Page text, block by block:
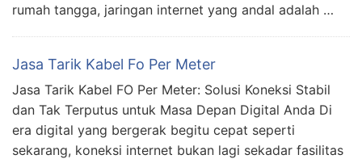
rumah tangga, jaringan internet yang andal adalah …
Jasa Tarik Kabel Fo Per Meter
Jasa Tarik Kabel FO Per Meter: Solusi Koneksi Stabil
dan Tak Terputus untuk Masa Depan Digital Anda Di
era digital yang bergerak begitu cepat seperti
sekarang, koneksi internet bukan lagi sekadar fasilitas